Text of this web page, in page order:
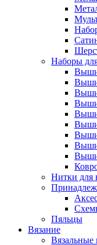
Наборы
Нитки для
Пяльцы
Вязание